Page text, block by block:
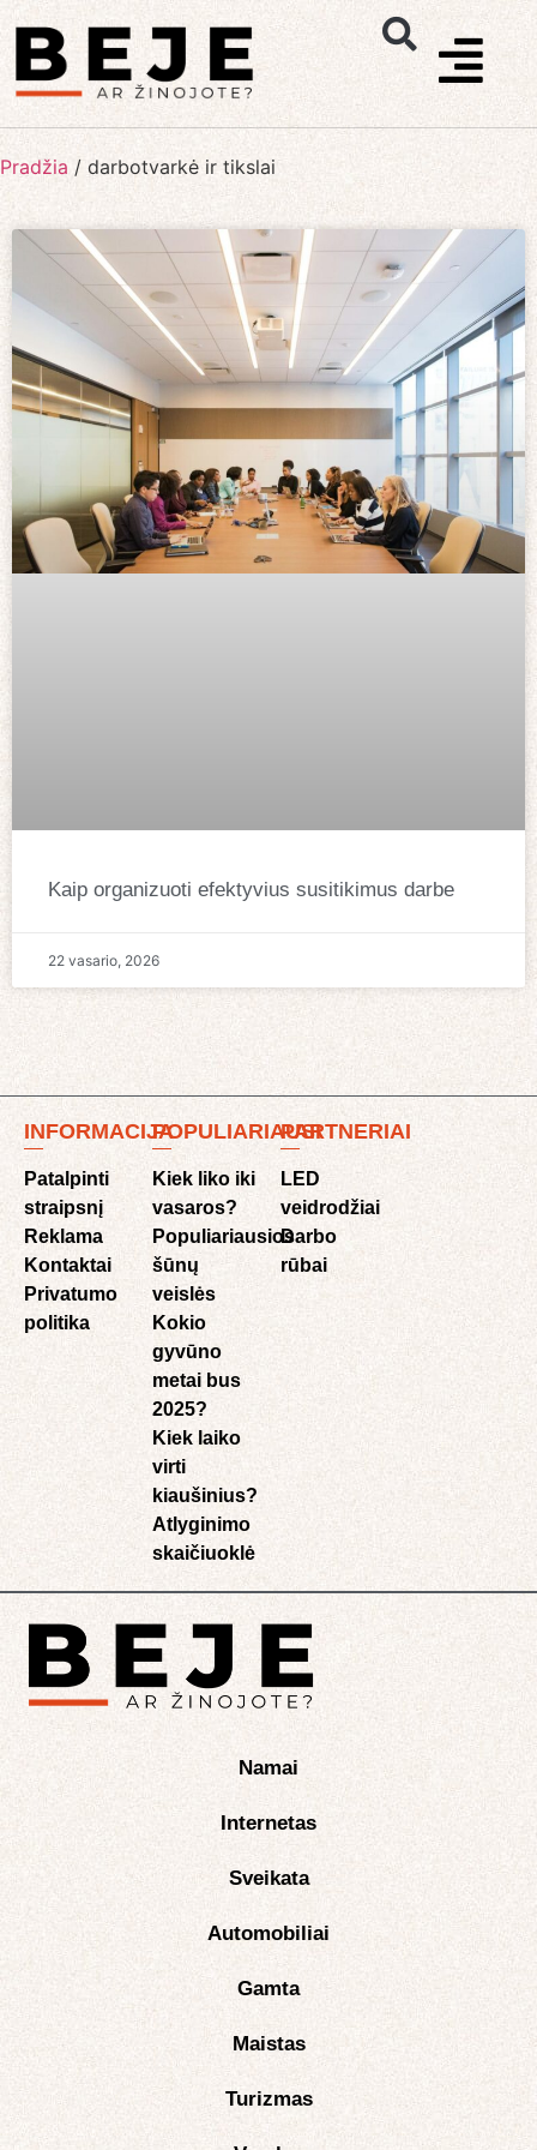
Pradžia / darbotvarkė ir tikslai
Kaip organizuoti efektyvius susitikimus darbe
22 vasario, 2026
INFORMACIJA
Patalpinti
straipsnį
Reklama
Kontaktai
Privatumo
politika
POPULIARIAUSI
Kiek liko iki
vasaros?
Populiariausios
šūnų
veislės
Kokio
gyvūno
metai bus
2025?
Kiek laiko
virti
kiaušinius?
Atlyginimo
skaičiuoklė​
PARTNERIAI
LED
veidrodžiai
Darbo
rūbai
Namai
Internetas
Sveikata
Automobiliai
Gamta
Maistas
Turizmas